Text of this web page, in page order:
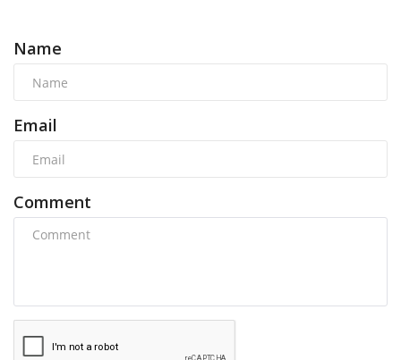
Name
Email
Comment